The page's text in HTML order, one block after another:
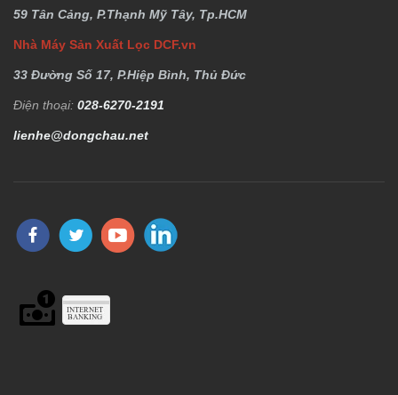
59 Tân Cảng, P.Thạnh Mỹ Tây, Tp.HCM
Nhà Máy Sản Xuất Lọc DCF.vn
33 Đường Số 17, P.Hiệp Bình, Thủ Đức
Điện thoại: 028-6270-2191
lienhe@dongchau.net